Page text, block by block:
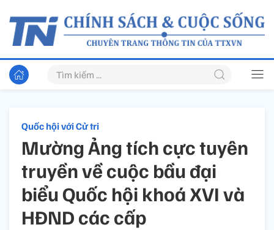
Quốc hội với Cử tri
Mường Ảng tích cực tuyên
truyền về cuộc bầu đại
biểu Quốc hội khoá XVI và
HĐND các cấp